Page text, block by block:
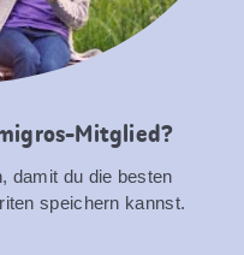
Mitglied?
damit du die besten
speichern kannst.